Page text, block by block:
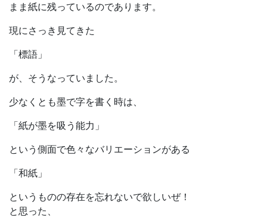
まま紙に残っているのであります。
現にさっき見てきた
「標語」
が、そうなっていました。
少なくとも墨で字を書く時は、
「紙が墨を吸う能力」
という側面で色々なバリエーションがある
「和紙」
というものの存在を忘れないで欲しいぜ！
と思った、